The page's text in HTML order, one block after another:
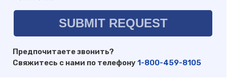
Предпочитаете звонить?
Свяжитесь с нами по телефону 1-800-459-8105